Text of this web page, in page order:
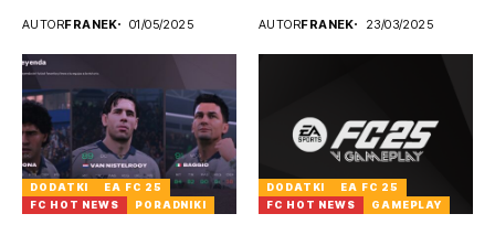
AUTORFRANEK 01/05/2025 AUTORFRANEK 23/03/2025
DODATKI
EA FC 25
FC HOT NEWS
PORADNIKI
DODATKI
EA FC 25
FC HOT NEWS
GAMEPLAY